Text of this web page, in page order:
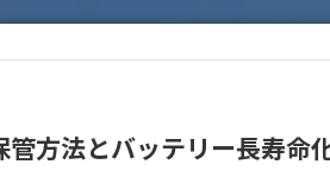
管方法とバッテリー長寿